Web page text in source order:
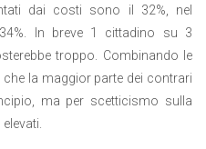
dai costi sono il 32%, nel
In breve 1 cittadino su 3
troppo. Combinando le
la maggior parte dei contrari
ma per scetticismo sulla